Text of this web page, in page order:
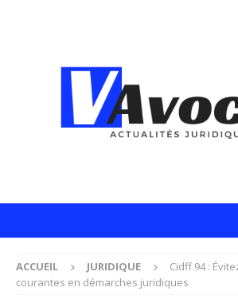
ACCUEIL JURIDIQUE
Cidff 94 :
courantes en démarches juridiques